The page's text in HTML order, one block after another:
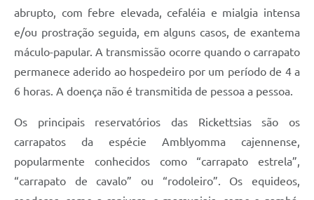
abrupto, com febre elevada, cefaléia e mialgia intensa
e/ou prostração seguida, em alguns casos, de exantema
máculo-papular. A transmissão ocorre quando o carrapato
permanece aderido ao hospedeiro por um período de 4 a
6 horas. A doença não é transmitida de pessoa a pessoa.
Os principais reservatórios das Rickettsias são os
carrapatos da espécie Amblyomma cajennense,
popularmente conhecidos como “carrapato estrela”,
“carrapato de cavalo” ou “rodoleiro”. Os equideos,